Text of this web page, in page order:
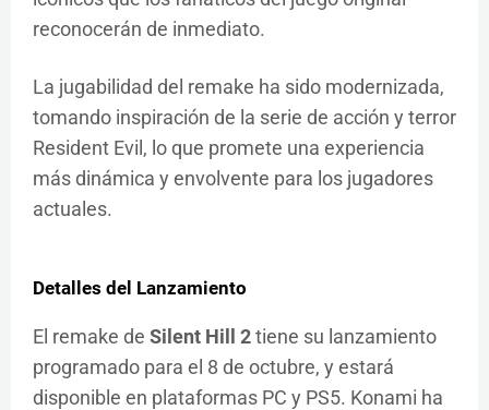
reconocerán de inmediato.
La jugabilidad del remake ha sido modernizada,
tomando inspiración de la serie de acción y terror
Resident Evil, lo que promete una experiencia
más dinámica y envolvente para los jugadores
actuales.
Detalles del Lanzamiento
El remake de Silent Hill 2tiene su lanzamiento
programado para el 8 de octubre, y estará
disponible en plataformas PC y PS5. Konami ha